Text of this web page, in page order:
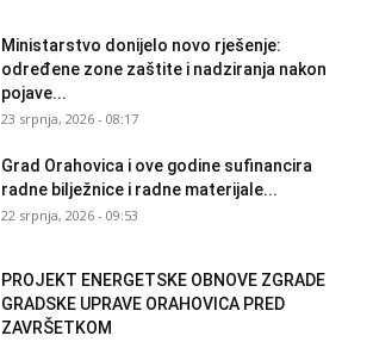
Ministarstvo donijelo novo rješenje:
određene zone zaštite i nadziranja nakon
pojave...
23 srpnja, 2026 - 08:17
Grad Orahovica i ove godine sufinancira
radne bilježnice i radne materijale...
22 srpnja, 2026 - 09:53
PROJEKT ENERGETSKE OBNOVE ZGRADE
GRADSKE UPRAVE ORAHOVICA PRED
ZAVRŠETKOM